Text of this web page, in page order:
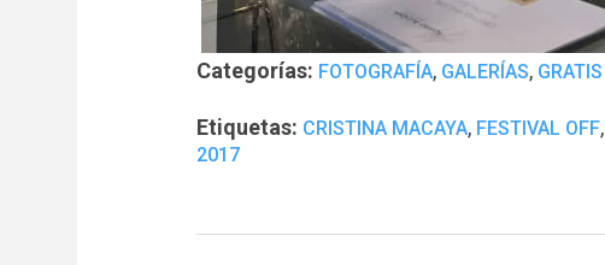
Categorías: FOTOGRAFÍA, GALERÍAS, GRATIS
Etiquetas: CRISTINA MACAYA, FESTIVAL OFF,
2017